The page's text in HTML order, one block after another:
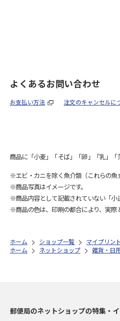
よくあるお問い合わせ
お支払い方法 注文のキャンセルに
商品に「小麦」「そば」「卵」「乳」
※エビ・カニを除く魚介類（これらの魚
※商品写真はイメージです。
※商品内容として記載されていない「小
※商品の色は、印刷の都合により、実際
ホーム ショップ一覧 マイプリント
ホーム
ネットショップ 雑貨・日
郵便局のネットショップの特集・